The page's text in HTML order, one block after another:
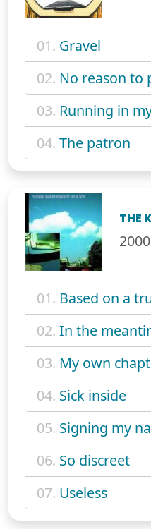
01. Gravel
02. No reason to
03. Running in
04. The patron
THE
2000
01. Based on a
02. In the
03. My own
04. Sick inside
05. Signing my
06. So discreet
07. Useless